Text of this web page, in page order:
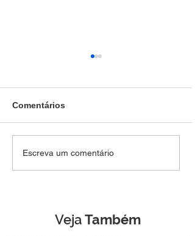
Força Tática prende
Comentários
Escreva um comentário
VejaTambém